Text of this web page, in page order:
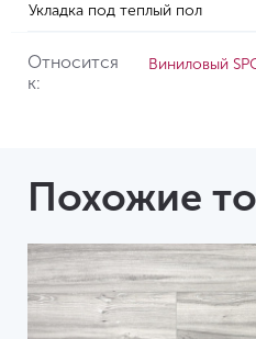
Укладка под теплый пол
Относится
к:
Виниловый
Похожие